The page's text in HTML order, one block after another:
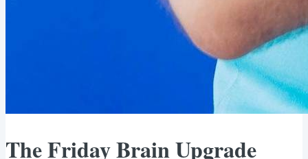
The Friday Brain Upgrade